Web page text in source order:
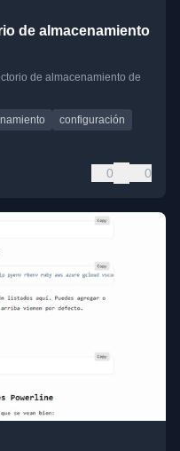
de almacenamiento
de almacenamiento de
configuración
0 0